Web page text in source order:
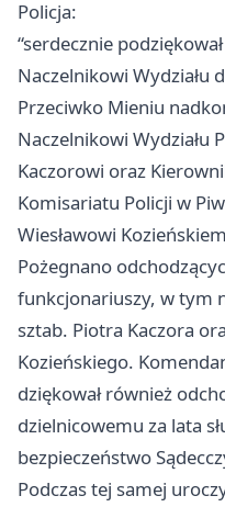
Policja:
“serdecznie
Naczelnikowi Wydziału
Przeciwko Mieniu
Naczelnikowi Wydziału
Kaczorowi oraz
Komisariatu Policji w
Wiesławowi
Pożegnano
funkcjonariuszy, w tym
sztab. Piotra Kaczora
Kozieńskiego.
dziękował również
dzielnicowemu za lata
bezpieczeństwo
Podczas tej samej